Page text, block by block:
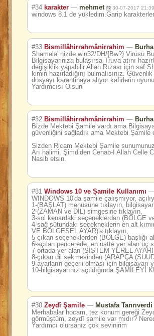
#34 karakter — mehmet 30-07-2017 21:39
windows 8.1 de yükledim.Garip
#33 Bismillâhirrahmânirrahim —
Shamela' nizde win32/DH/{Bw?} Virüsü
Bilgisayariniza bulaşırsa Truva atını
değişiklik yapabilir Allah Rızası için saf
kimin hazırladığını bulmalısınız.
dosyayı karantinaya alıyor kafirlerin
Yardımcısı Olsun
#32 Bismillâhirrahmânirrahim —
Bizde Mektebi Şamile vardı ama
güvenliğini sağladık ama Mektebi Şamile
Sizden Ricam Mektebi Şamile
Arı halimi. Şimdiden Cenab-I Allah Celle
Nasib etsin.
#31 Windows 10 ve Şamile Kullanımı
WINDOWS 10'da şamile çalışmıyor,
1-(BAŞLAT) menüsüne tıklayın,
2-(ZAMAN ve DİL) simgesine tıklayın,
3-sol kenardaki seçeneklerden (BÖLGE
4-sağ sütundaki seçekneklerin en alt
VE BÖLGESEL AYAR)'a tıklayın,
5-çıkan seçeneklerden (BÖLGE) başlığı
6-açılan pencerede, en üstte yer alan üç
7-ortada yer alan (SİSTEM YEREL
8-çıkan dil sekmesinden (ARAPÇA
9-ayarların geçerli olması için
10-bilgisayarınız açıldığında ŞAMİLEYİ
#30 Zeydî Şamile — Mustafa Tanrıverdi
Merhabalar hocam, tez konum gereği
görmüştüm, zeydî şamile var mıdır?
Yardımcı olursanız çok sevinirim